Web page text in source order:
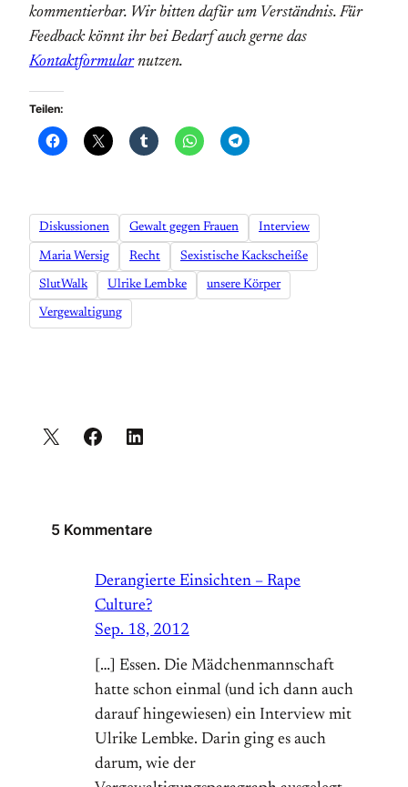
kommentierbar. Wir bitten dafür um Verständnis. Für
Feedback könnt ihr bei Bedarf auch gerne das
Kontaktformularnutzen.
Teilen:
Diskussionen Gewalt gegen Frauen Interview
Maria Wersig Recht Sexistische Kackscheiße
SlutWalk Ulrike Lembke unsere Körper
Vergewaltigung
5 Kommentare
Derangierte Einsichten – Rape
Culture?
Sep. 18, 2012
[…] Essen. Die Mädchenmannschaft
hatte schon einmal (und ich dann auch
darauf hingewiesen) ein Interview mit
Ulrike Lembke. Darin ging es auch
darum, wie der